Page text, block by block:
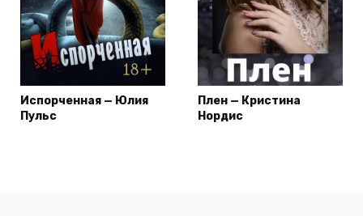
Испорченная — Юлия
Пульс
Плен — Кристина
Нордис